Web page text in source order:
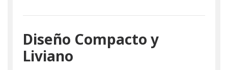
Diseño Compacto y
Liviano